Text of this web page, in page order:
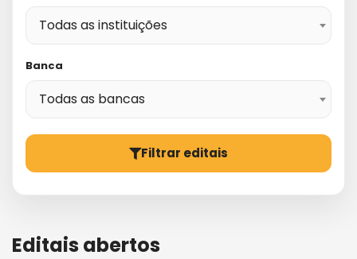
Todas as instituições
Banca
Todas as bancas
Filtrar editais
Editais abertos